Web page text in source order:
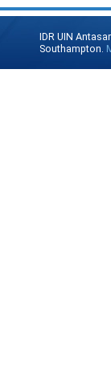
IDR UIN
Southampton.